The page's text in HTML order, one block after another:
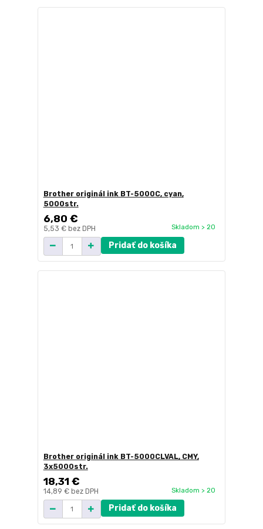
Brother originál ink BT-5000C, cyan,
5000str.
6,80 €
5,53 € bez DPH Skladom > 20
Pridať do košíka
Brother originál ink BT-5000CLVAL, CMY,
3x5000str.
18,31 €
14,89 € bez DPH Skladom > 20
Pridať do košíka